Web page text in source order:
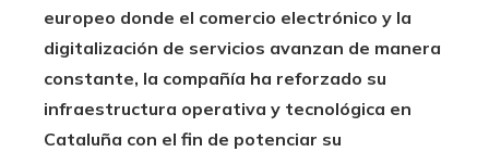
europeo donde el comercio electrónico y la
digitalización de servicios avanzan de manera
constante, la compañía ha reforzado su
infraestructura operativa y tecnológica en
Cataluña con el fin de potenciar su